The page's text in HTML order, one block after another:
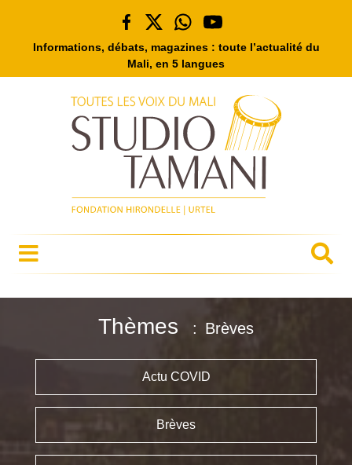
Informations, débats, magazines : toute l’actualité du
Mali, en 5 langues
Thèmes Brèves
Actu COVID
Brèves